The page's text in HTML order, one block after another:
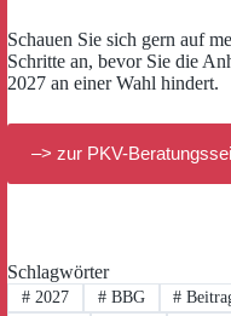
Schauen Sie sich gern auf
Schritte an, bevor Sie die
2027 an einer Wahl hindert.
–> zur PKV-
Schlagwörter
#2027 #BBG #